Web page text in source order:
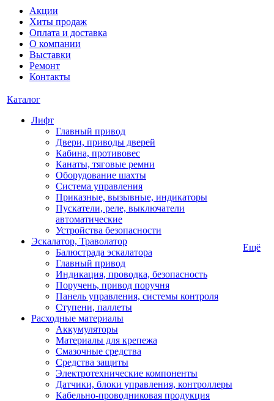
Акции
Хиты продаж
Оплата и доставка
О компании
Выставки
Ремонт
Контакты
Каталог
Лифт
Главный привод
Двери, приводы дверей
Кабина, противовес
Канаты, тяговые ремни
Оборудование шахты
Система управления
Приказные, вызывные, индикаторы
Пускатели, реле, выключатели
автоматические
Устройства безопасности
Эскалатор, Траволатор
Балюстрада эскалатора
Главный привод
Индикация, проводка, безопасность
Поручень, привод поручня
Панель управления, системы контроля
Ступени, паллеты
Расходные материалы
Аккумуляторы
Материалы для крепежа
Смазочные средства
Средства защиты
Электротехнические компоненты
Датчики, блоки управления, контроллеры
Кабельно-проводниковая продукция
Ещё